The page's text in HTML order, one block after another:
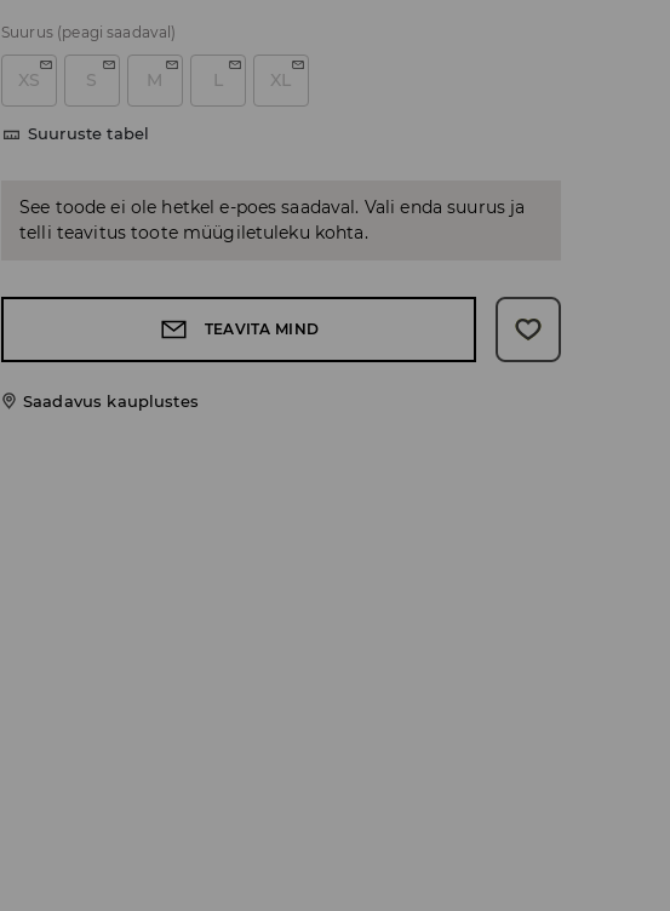
Suurus (peagi saadaval)
XS S M L XL
Suuruste tabel
See toode ei ole hetkel e-poes saadaval. Vali enda suurus ja
telli teavitus toote müügiletuleku kohta.
TEAVITA MIND
Saadavus kauplustes